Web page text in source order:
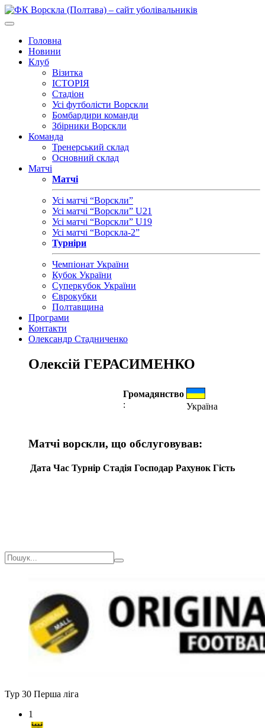
Головна
Новини
Клуб
Візитка
ІСТОРІЯ
Стадіон
Усі футболісти Ворскли
Бомбардири команди
Збірники Ворскли
Команда
Тренерський склад
Основний склад
Матчі
Матчі
Усі матчі “Ворскли”
Усі матчі “Ворскли” U21
Усі матчі “Ворскли” U19
Усі матчі “Ворскла-2”
Турніри
Чемпіонат України
Кубок України
Суперкубок України
Єврокубки
Полтавщина
Програми
Контакти
Олександр Стадниченко
Олексій ГЕРАСИМЕНКО
Громадянство
:
Україна
Матчі ворскли, що обслуговував:
Дата Час Турнір Стадія Господар Рахунок Гість
Тур 30 Перша ліга
1